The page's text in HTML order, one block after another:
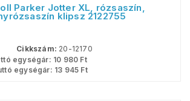
Parker Jotter XL, rózsaszín,
klipsz 2122755
Cikkszám: 20-12170
egységár: 10 980 Ft
egységár: 13 945 Ft